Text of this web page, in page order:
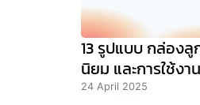
13 รูปแบบ กล่อง
นิยม และการใช้งา
24 April 2025